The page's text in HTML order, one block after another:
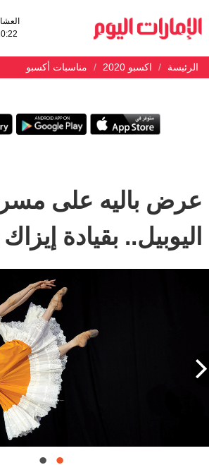
الرئيسة اكسبو 2020 مناسبات أكسبو
عرض باليه على
اليوبيل.. بقيادة إيزاك